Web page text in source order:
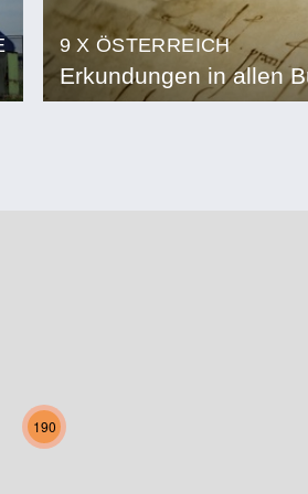
9 X ÖSTERREICH
Erkundungen in allen
190